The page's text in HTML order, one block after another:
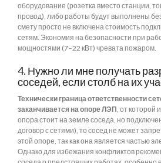
оборудование (розетка вместо станции,
провод), либо работы будут выполнены
смету просто не включена стоимость
сетям. Экономия на безопасности при
мощностями (7–22 кВт) чревата пожаром.
4. Нужно ли мне получать
соседей, если столб на их
Технически граница ответственности
заканчивается на опоре ЛЭП , от которой
опора стоит на земле соседа, но
договор с сетями), то сосед не может
этой опоре, так как она является частью
Однако для избежания конфликтов